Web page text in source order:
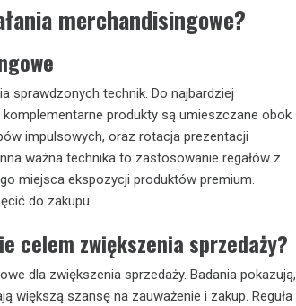
merchandisingowe?
sprawdzonych technik. Do najbardziej
produkty są umieszczane obok
impulsowych, oraz rotacja prezentacji
ważna technika to zastosowanie regałów z
miejsca ekspozycji produktów premium.
do zakupu.
celem zwiększenia sprzedaży?
dla zwiększenia sprzedaży. Badania pokazują,
większą szansę na zauważenie i zakup. Reguła